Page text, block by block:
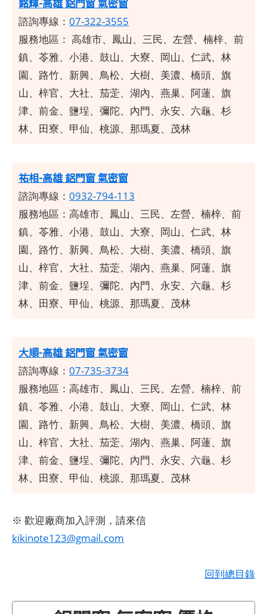
諮詢專線： 07-322-3555
服務地區： 高雄市、鳳山、三民、左營、楠梓、前
鎮、苓雅、小港、鼓山、大寮、岡山、仁武、林
園、路竹、新興、鳥松、大樹、美濃、橋頭、旗
山、梓官、大社、茄萣、湖內、燕巢、阿蓮、旗
津、前金、鹽埕、彌陀、內門、永安、六龜、杉
林、田寮、甲仙、桃源、那瑪夏、茂林
祐相-高雄 鋁門窗 氣密窗
諮詢專線： 0932-794-113
服務地區：高雄市、鳳山、三民、左營、楠梓、前
鎮、苓雅、小港、鼓山、大寮、岡山、仁武、林
園、路竹、新興、鳥松、大樹、美濃、橋頭、旗
山、梓官、大社、茄萣、湖內、燕巢、阿蓮、旗
津、前金、鹽埕、彌陀、內門、永安、六龜、杉
林、田寮、甲仙、桃源、那瑪夏、茂林
大順-高雄 鋁門窗 氣密窗
諮詢專線： 07-735-3734
服務地區：高雄市、鳳山、三民、左營、楠梓、前
鎮、苓雅、小港、鼓山、大寮、岡山、仁武、林
園、路竹、新興、鳥松、大樹、美濃、橋頭、旗
山、梓官、大社、茄萣、湖內、燕巢、阿蓮、旗
津、前金、鹽埕、彌陀、內門、永安、六龜、杉
林、田寮、甲仙、桃源、那瑪夏、茂林
※ 歡迎廠商加入評測，請來信
kikinote123@gmail.com
回到總目錄